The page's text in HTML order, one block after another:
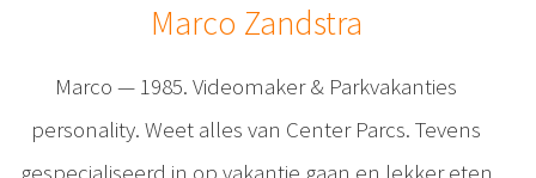
Marco Zandstra
Marco — 1985. Videomaker & Parkvakanties
personality. Weet alles van Center Parcs. Tevens